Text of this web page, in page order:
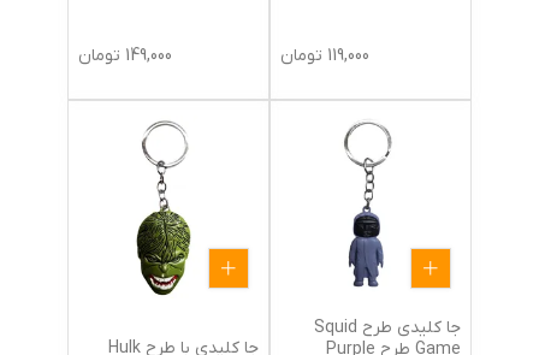
119,000 تومان 149,000 تومان
جا کلیدی طرح Squid
Game طرح Purple
جا کلیدی با طرح Hulk